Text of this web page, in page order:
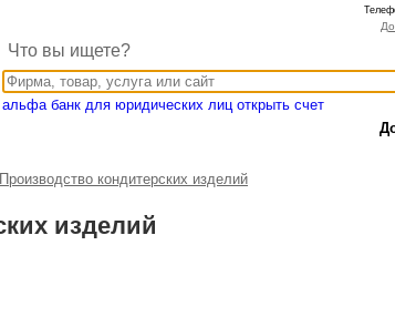
Что вы ищете?
альфа банк для юридических лиц открыть счет
Производство кондитерских изделий
изделий